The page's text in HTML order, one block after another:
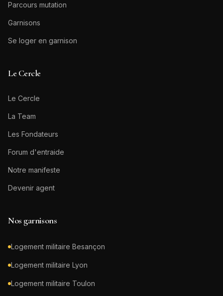
Parcours mutation
Garnisons
Se loger en garnison
Le Cercle
Le Cercle
La Team
Les Fondateurs
Forum d'entraide
Notre manifeste
Devenir agent
Nos garnisons
Logement militaire Besançon
Logement militaire Lyon
Logement militaire Toulon